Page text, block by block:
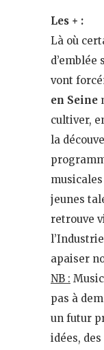
Les + :
Là où
vont
en Seine
cultiver,
la
jeunes
retrouve
apaiser
NB :
pas à
un futur
idées,